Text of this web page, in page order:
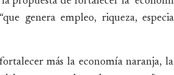
genera empleo, riqueza,
más la economía naranja,